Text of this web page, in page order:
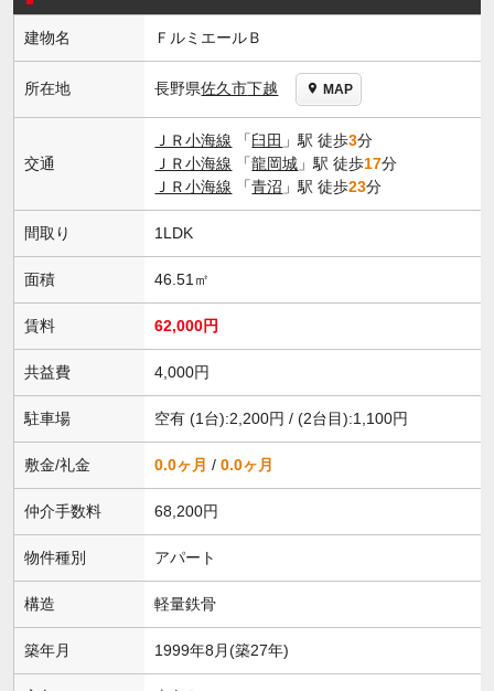
建物名 ＦルミエールＢ
所在地 長野県佐久市下越 MAP
交通
ＪＲ小海線 「臼田 」駅 徒歩3分
ＪＲ小海線 「龍岡城 」駅 徒歩17分
ＪＲ小海線 「青沼 」駅 徒歩23分
間取り 1LDK
面積 46.51㎡
賃料 62,000円
共益費 4,000円
駐車場 空有 (1台):2,200円 / (2台目):1,100円
敷金/礼金 0.0ヶ月 /0.0ヶ月
仲介手数料 68,200円
物件種別 アパート
構造 軽量鉄骨
築年月 1999年8月(築27年)